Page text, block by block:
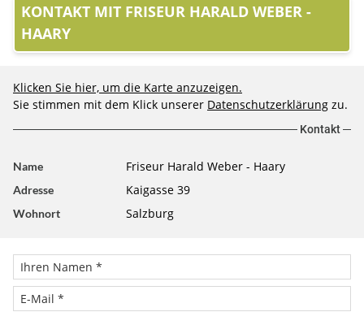
KONTAKT MIT FRISEUR HARALD WEBER -
HAARY
Klicken Sie hier, um die Karte anzuzeigen.
Sie stimmen mit dem Klick unserer Datenschutzerklärung zu.
Kontakt
Name Friseur Harald Weber - Haary
Adresse Kaigasse 39
Wohnort Salzburg